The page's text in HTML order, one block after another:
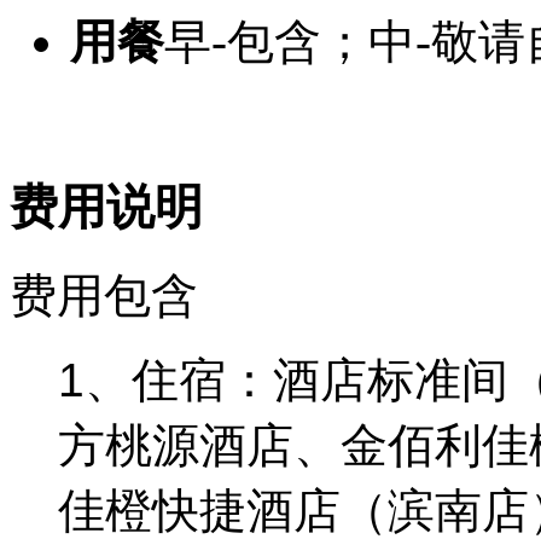
用餐早-包含；中-敬
费用说明
费用包含
1、住宿：酒店标准间
方桃源酒店、金佰利
佳橙快捷酒店（滨南店